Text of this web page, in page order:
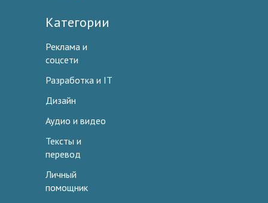
Категории
Реклама и
соцсети
Разработка и IT
Дизайн
Аудио и видео
Тексты и
перевод
Личный
помощник